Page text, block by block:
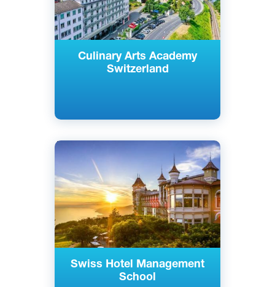
Culinary Arts Academy
Switzerland
Swiss Hotel Management
School
Английский
Ко, Лезен, Швейцария